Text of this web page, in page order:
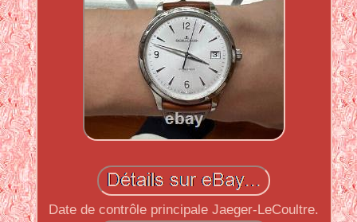
Date de contrôle principale Jaeger-LeCoultre.